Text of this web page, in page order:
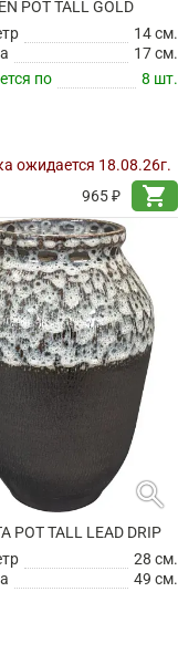
POT TALL GOLD
14 см.
17 см.
по
8 шт.
ожидается 18.08.26г.
965 ₽
shopping_cart
search
POT TALL LEAD DRIP
28 см.
49 см.